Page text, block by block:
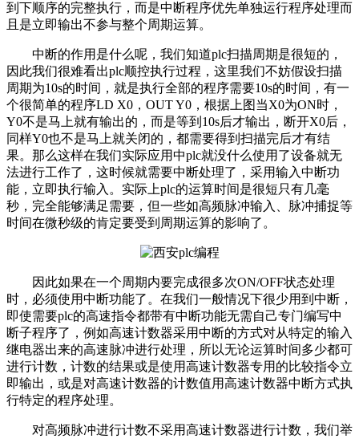
到下顺序的完整执行，而是中断程序优先单独运行程序处理而
且是立即输出不参与整个周期运算。
中断的作用是什么呢，我们知道plc扫描周期是很短的，
因此我们很难看出plc顺控执行过程，这里我们不妨假设扫描
周期为10s的时间，就是执行全部的程序需要10s的时间，有一
个很简单的程序LD X0，OUT Y0，根据上图当X0为ON时，
Y0不是马上就有输出的，而是等到10s后才输出，断开X0后，
同样Y0也不是马上就关闭的，都需要得到扫描完后才有结
果。那么这样在我们实际应用中plc就没什么使用了设备就无
法进行工作了，这时候就需要中断处理了，采用输入中断功
能，立即执行输入。实际上plc的运算时间是很短只有几毫
秒，完全能够满足需要，但一些如高频脉冲输入、脉冲捕捉等
时间在微秒级的肯定要受到周期运算的影响了。
因此如果在一个周期内要完成很多次ON/OFF状态处理
时，必须使用中断功能了。在我们一般情况下很少用到中断，
即使需要plc的高速指令都带有中断功能无需自己专门编写中
断子程序了，例如高速计数器采用中断的方式对从特定的输入
继电器出来的高速脉冲进行处理，所以无论运算时间多少都可
进行计数，计数的结果或是使用高速计数器专用的比较指令立
即输出，或是对高速计数器的计数值用高速计数器中断方式执
行特定的程序处理。
对高频脉冲进行计数不采用高速计数器进行计数，我们举